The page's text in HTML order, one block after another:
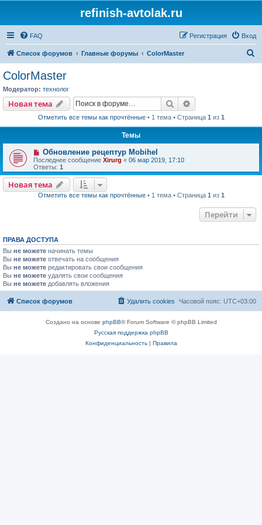
refinish-avtolak.ru
FAQ Вход
Регистрация
Список форумов Главные форумы ColorMaster
ColorMaster
Модератор: технолог
Новая тема Поиск
Отметить все темы как прочтённые• 1 тема • Страница 1 из 1
Темы
Обновление рецептур Mobihel
Последнее сообщение Xirurg « 06 мар 2019, 17:10
Ответы: 1
Новая тема
Отметить все темы как прочтённые• 1 тема • Страница 1 из 1
Перейти
ПРАВА ДОСТУПА
Вы не можете начинать темы
Вы не можете отвечать на сообщения
Вы не можете редактировать свои сообщения
Вы не можете удалять свои сообщения
Вы не можете добавлять вложения
Список форумов Часовой пояс: UTC+03:00
Удалить cookies
Создано на основе phpBB® Forum Software © phpBB Limited
Русская поддержка phpBB
Конфиденциальность| Правила